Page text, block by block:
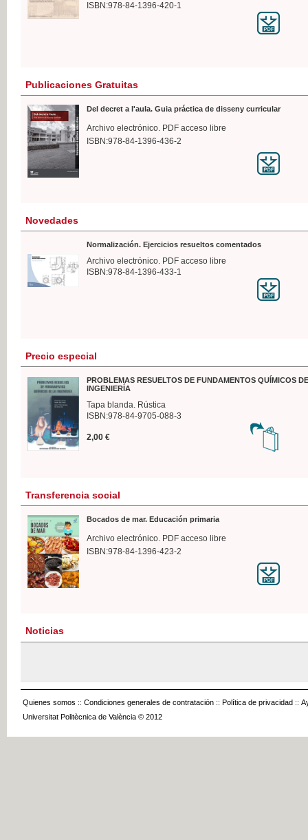
ISBN:978-84-1396-420-1
Publicaciones Gratuitas
Del decret a l'aula. Guia práctica de disseny curricular
Archivo electrónico. PDF acceso libre
ISBN:978-84-1396-436-2
Novedades
Normalización. Ejercicios resueltos comentados
Archivo electrónico. PDF acceso libre
ISBN:978-84-1396-433-1
Precio especial
PROBLEMAS RESUELTOS DE FUNDAMENTOS QUÍMICOS
INGENIERÍA
Tapa blanda. Rústica
ISBN:978-84-9705-088-3
2,00 €
Transferencia social
Bocados de mar. Educación primaria
Archivo electrónico. PDF acceso libre
ISBN:978-84-1396-423-2
Noticias
Quienes somos :: Condiciones generales de contratación :: Política de privacidad ::
Universitat Politècnica de València © 2012